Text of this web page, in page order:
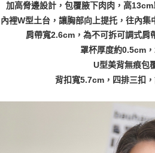
宅配
每筆NT$70，滿NT$799(含以上)免運費
加高脅邊設計，包覆腋下肉肉，高
內裡W型土台，讓胸部向上提托，往內
肩帶寬2.6cm，為不可拆可調式肩
罩杯厚度約0.5cm
U型美背無痕包
背扣寬5.7cm，四排三扣